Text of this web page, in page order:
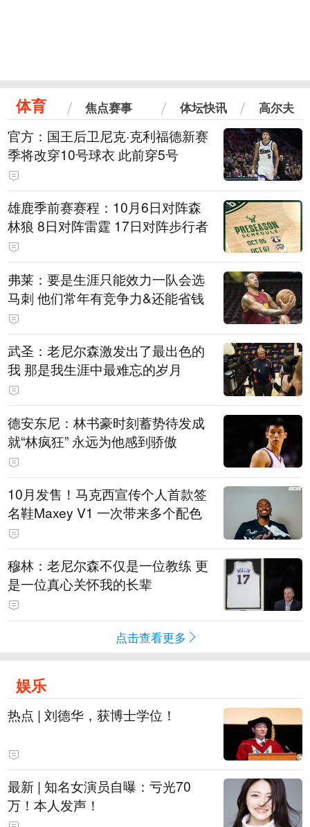
体育 焦点赛事 体坛快讯 高尔夫
官方：国王后卫尼克·克利福德新赛
季将改穿10号球衣 此前穿5号
雄鹿季前赛赛程：10月6日对阵森
林狼 8日对阵雷霆 17日对阵步行者
弗莱：要是生涯只能效力一队会选
马刺 他们常年有竞争力&还能省钱
武圣：老尼尔森激发出了最出色的
我 那是我生涯中最难忘的岁月
德安东尼：林书豪时刻蓄势待发成
就“林疯狂” 永远为他感到骄傲
10月发售！马克西宣传个人首款签
名鞋Maxey V1 一次带来多个配色
穆林：老尼尔森不仅是一位教练 更
是一位真心关怀我的长辈
点击查看更多
娱乐
热点 | 刘德华，获博士学位！
最新 | 知名女演员自曝：亏光70
万！本人发声！